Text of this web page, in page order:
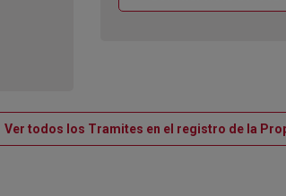
Ver todos los Tramites en el registro de la